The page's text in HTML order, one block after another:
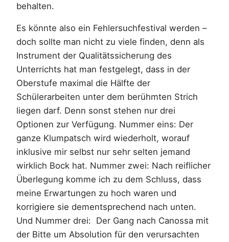
behalten.
Es könnte also ein Fehlersuchfestival werden –
doch sollte man nicht zu viele finden, denn als
Instrument der Qualitätssicherung des
Unterrichts hat man festgelegt, dass in der
Oberstufe maximal die Hälfte der
Schülerarbeiten unter dem berühmten Strich
liegen darf. Denn sonst stehen nur drei
Optionen zur Verfügung. Nummer eins: Der
ganze Klumpatsch wird wiederholt, worauf
inklusive mir selbst nur sehr selten jemand
wirklich Bock hat. Nummer zwei: Nach reiflicher
Überlegung komme ich zu dem Schluss, dass
meine Erwartungen zu hoch waren und
korrigiere sie dementsprechend nach unten.
Und Nummer drei: Der Gang nach Canossa mit
der Bitte um Absolution für den verursachten